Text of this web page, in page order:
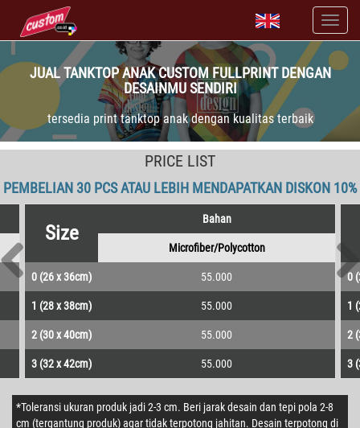
JUAL TANKTOP ANAK CUSTOM FULLPRINT DENGAN
DESAINMU SENDIRI
tersedia print tanktop anak dengan kualitas terbaik
PRICE LIST
PEMBELIAN 30 PCS ATAU LEBIH MENDAPATKAN DISKON 10%
Size
Bahan
Microfiber/Polycotton
0 (26 x 36cm) 55.000
1 (28 x 38cm) 55.000
2 (30 x 40cm) 55.000
3 (32 x 42cm) 55.000
0
1
2
3
*Toleransi ukuran produk jadi 2-3 cm. Beri jarak desain dan tepi pola 2-8
cm (tergantung produk) agar tidak terpotong jahitan. Desain terpotong di